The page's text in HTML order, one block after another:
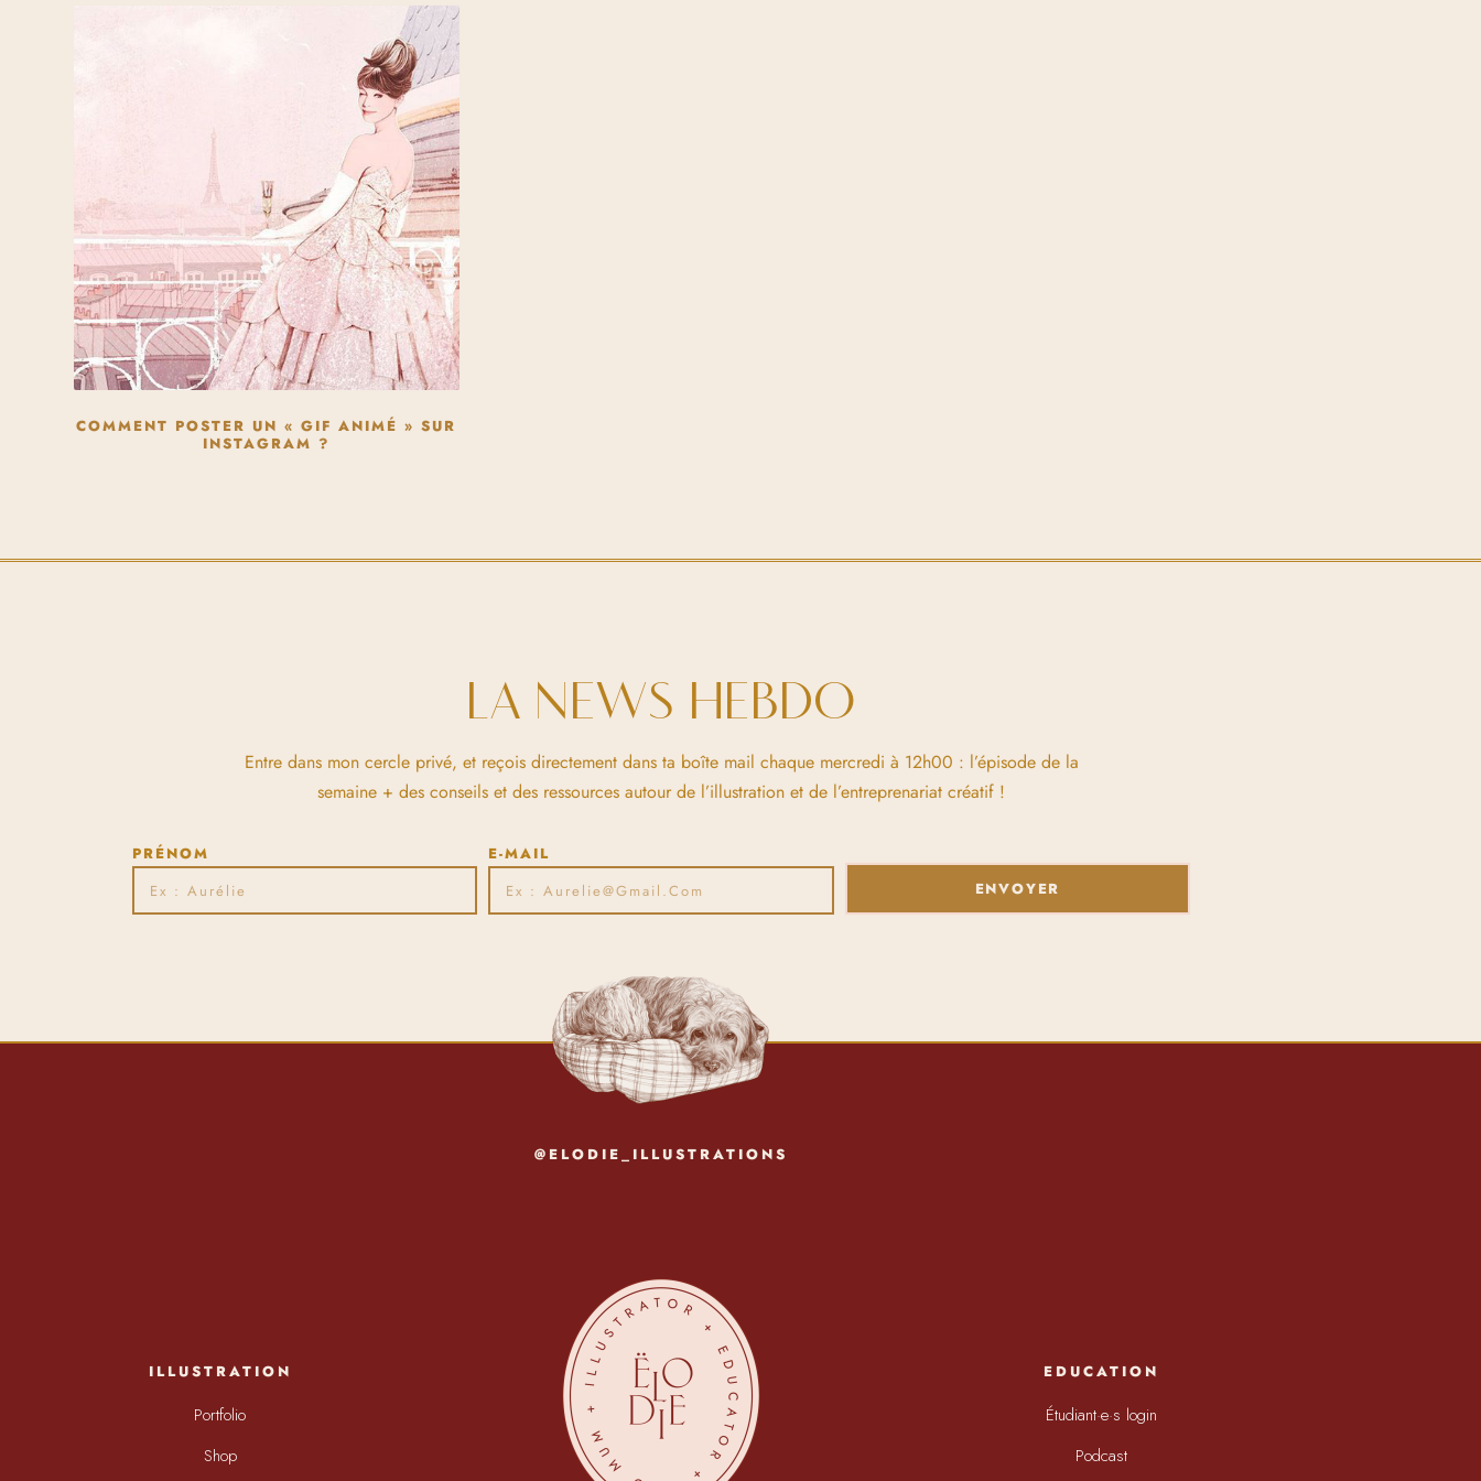
COMMENT POSTER UN « GIF ANIMÉ » SUR
INSTAGRAM ?
LA NEWS HEBDO
Entre dans mon cercle privé, et reçois directement dans ta boîte mail chaque mercredi à 12h00 : l’épisode de la
semaine + des conseils et des ressources autour de l’illustration et de l’entreprenariat créatif !
PRÉNOM
E-MAIL
ENVOYER
@ELODIE_ILLUSTRATIONS
ILLUSTRATION
Portfolio
Shop
EDUCATION
Étudiant·e·s login
Podcast